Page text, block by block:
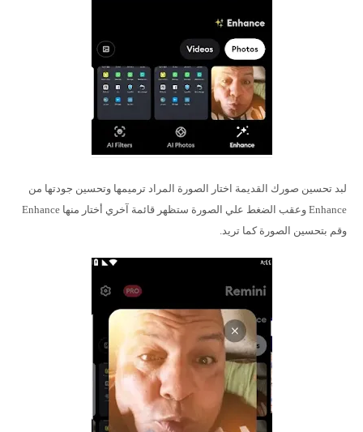
لبد تحسين صورك القديمة اختار الصورة المراد ترميمها وتحسين جودتها من
Enhance وعقب الضغط علي الصورة ستظهر قائمة آخري أختار منها Enhance
وقم بتحسين الصورة كما تريد.